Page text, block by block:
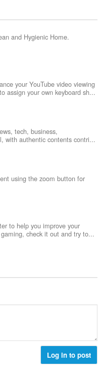
and Hygienic Home.
your YouTube video viewing
assign your own keyboard sh...
tech, business,
with authentic contents contri...
using the zoom button for
to help you improve your
check it out and try to...
Log in to post